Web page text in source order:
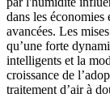
dans les
avancées. Les
qu’une forte
intelligents et la
croissance de
traitement d’air à